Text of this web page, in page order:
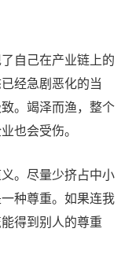
自己在产业链上的
经急剧恶化的当
。竭泽而渔，整个
也会受伤。
。尽量少挤占中小
种尊重。如果连我
得到别人的尊重